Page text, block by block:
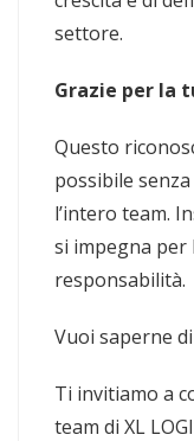
settore.
Grazie per la
Questo
possibile
l’intero team.
si impegna per
responsabilità.
Vuoi saperne
Ti invitiamo a
team di XL